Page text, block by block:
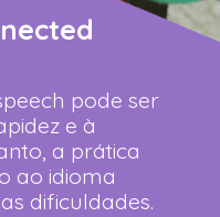
pode ser
e à
a prática
ao idioma
dificuldades.